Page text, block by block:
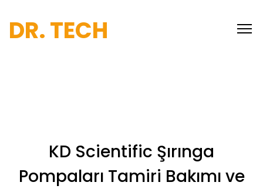
DR. TECH
KD Scientific Şırınga
Pompaları Tamiri Bakımı ve